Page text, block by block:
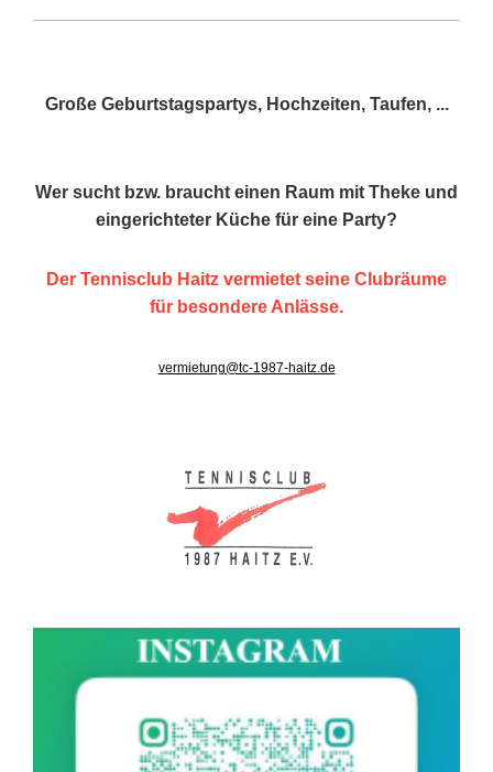
Große Geburtstagspartys, Hochzeiten, Taufen, ...
Wer sucht bzw. braucht einen Raum mit Theke und
eingerichteter Küche für eine Party?
Der Tennisclub Haitz vermietet seine Clubräume
für besondere Anlässe.
vermietung@tc-1987-haitz.de